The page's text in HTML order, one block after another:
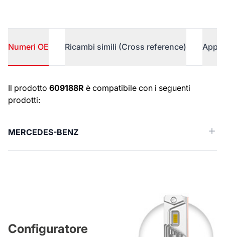
Numeri OE Ricambi simili (Cross reference)
Numeri OE
Il prodotto 609188R è compatibile con i seguenti
prodotti:
MERCEDES-BENZ
Configuratore